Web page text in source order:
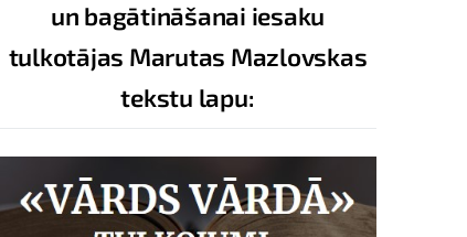
un bagātināšanai iesaku
tulkotājas Marutas Mazlovskas
tekstu lapu: